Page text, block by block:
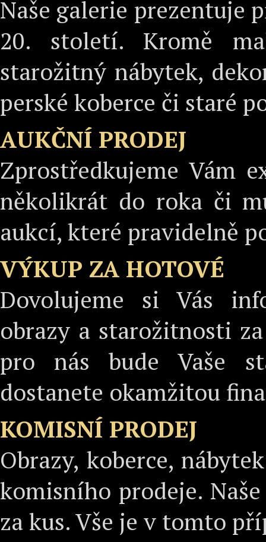
Naše galerie prezentuje
20. století. Kromě
starožitný nábytek,
perské koberce či staré
AUKČNÍ PRODEJ
Zprostředkujeme Vám
několikrát do roka či
aukcí, které pravidelně
VÝKUP ZA HOTOVÉ
Dovolujeme si Vás
obrazy a starožitnosti
pro nás bude Vaše
dostanete okamžitou
KOMISNÍ PRODEJ
Obrazy, koberce,
komisního prodeje.
za kus. Vše je v tomto